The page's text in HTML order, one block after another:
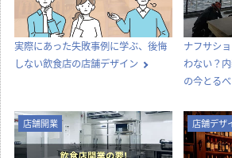
実際にあった失敗事例に学ぶ、後悔
しない飲食店の店舗デザイン
ナフサシ
わない？
の今とる
店舗開業 店舗デザ